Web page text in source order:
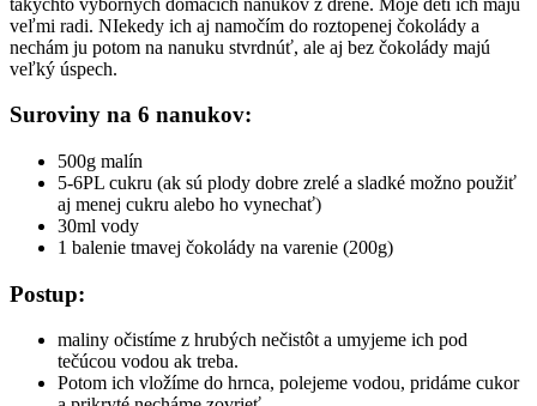
veľmi radi. NIekedy ich aj namočím do roztopenej čokolády a
nechám ju potom na nanuku stvrdnúť, ale aj bez čokolády majú
veľký úspech.
Suroviny na 6 nanukov:
500g malín
5-6PL cukru (ak sú plody dobre zrelé a sladké možno použiť
aj menej cukru alebo ho vynechať)
30ml vody
1 balenie tmavej čokolády na varenie (200g)
Postup:
maliny očistíme z hrubých nečistôt a umyjeme ich pod
tečúcou vodou ak treba.
Potom ich vložíme do hrnca, polejeme vodou, pridáme cukor